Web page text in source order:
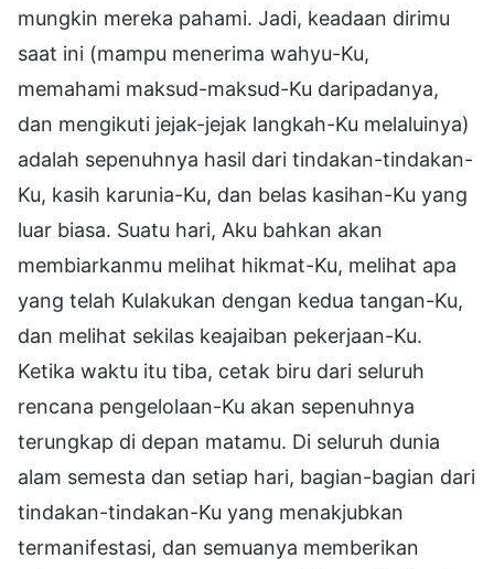
mungkin mereka pahami. Jadi, keadaan dirimu
saat ini (mampu menerima wahyu-Ku,
memahami maksud-maksud-Ku daripadanya,
dan mengikuti jejak-jejak langkah-Ku melaluinya)
adalah sepenuhnya hasil dari tindakan-tindakan-
Ku, kasih karunia-Ku, dan belas kasihan-Ku yang
luar biasa. Suatu hari, Aku bahkan akan
membiarkanmu melihat hikmat-Ku, melihat apa
yang telah Kulakukan dengan kedua tangan-Ku,
dan melihat sekilas keajaiban pekerjaan-Ku.
Ketika waktu itu tiba, cetak biru dari seluruh
rencana pengelolaan-Ku akan sepenuhnya
terungkap di depan matamu. Di seluruh dunia
alam semesta dan setiap hari, bagian-bagian dari
tindakan-tindakan-Ku yang menakjubkan
termanifestasi, dan semuanya memberikan